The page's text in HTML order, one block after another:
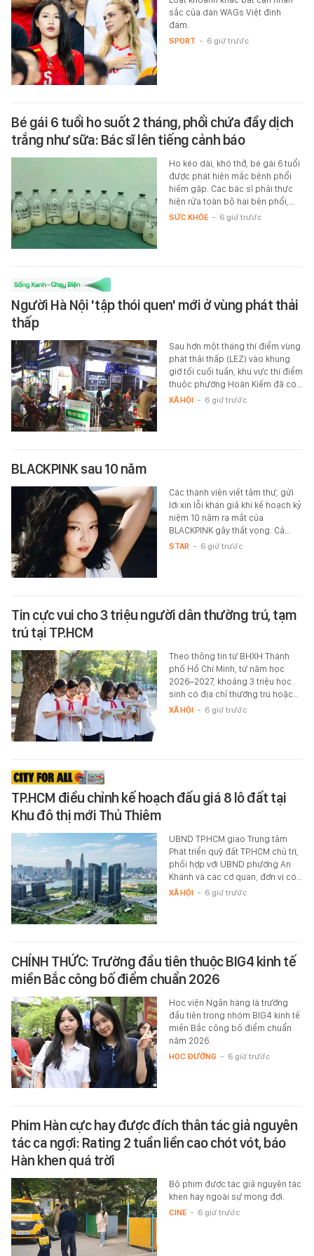
sắc của dàn WAGs Việt đình
đám.
SPORT - 6 giờ trước
Bé gái 6 tuổi ho suốt 2 tháng, phổi chứa đầy dịch
trắng như sữa: Bác sĩ lên tiếng cảnh báo
Ho kéo dài, khó thở, bé gái 6 tuổi
được phát hiện mắc bệnh phổi
hiếm gặp. Các bác sĩ phải thực
hiện rửa toàn bộ hai bên phổi,…
SỨC KHỎE - 6 giờ trước
Người Hà Nội 'tập thói quen' mới ở vùng phát thải
thấp
Sau hơn một tháng thí điểm vùng
phát thải thấp (LEZ) vào khung
giờ tối cuối tuần, khu vực thí điểm
thuộc phường Hoàn Kiếm đã có…
XÃ HỘI - 6 giờ trước
BLACKPINK sau 10 năm
Các thành viên viết tâm thư, gửi
lời xin lỗi khán giả khi kế hoạch kỷ
niệm 10 năm ra mắt của
BLACKPINK gây thất vọng. Cả…
STAR - 6 giờ trước
Tin cực vui cho 3 triệu người dân thường trú, tạm
trú tại TP.HCM
Theo thông tin từ BHXH Thành
phố Hồ Chí Minh, từ năm học
2026–2027, khoảng 3 triệu học
sinh có địa chỉ thường trú hoặc…
XÃ HỘI - 6 giờ trước
TP.HCM điều chỉnh kế hoạch đấu giá 8 lô đất tại
Khu đô thị mới Thủ Thiêm
UBND TP.HCM giao Trung tâm
Phát triển quỹ đất TP.HCM chủ trì,
phối hợp với UBND phường An
Khánh và các cơ quan, đơn vị có…
XÃ HỘI - 6 giờ trước
CHÍNH THỨC: Trường đầu tiên thuộc BIG4 kinh tế
miền Bắc công bố điểm chuẩn 2026
Học viện Ngân hàng là trường
đầu tiên trong nhóm BIG4 kinh tế
miền Bắc công bố điểm chuẩn
năm 2026.
HỌC ĐƯỜNG - 6 giờ trước
Phim Hàn cực hay được đích thân tác giả nguyên
tác ca ngợi: Rating 2 tuần liền cao chót vót, báo
Hàn khen quá trời
Bộ phim được tác giả nguyên tác
khen hay ngoài sự mong đợi.
CINE - 6 giờ trước